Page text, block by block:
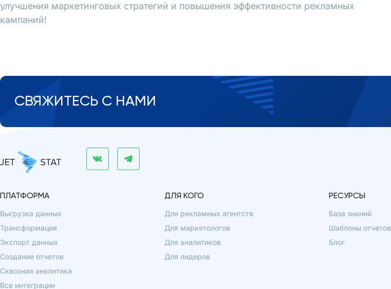
улучшения маркетинговых стратегий и повышения эффективности рекламных
кампаний!
СВЯЖИТЕСЬ С НАМИ
ПЛАТФОРМА
Выгрузка данных
Трансформация
Экспорт данных
Создание отчетов
Сквозная аналитика
Все интеграции
ДЛЯ КОГО
Для рекламных агентств
Для маркетологов
Для аналитиков
Для лидеров
РЕСУРСЫ
База знаний
Шаблоны отчетов
Блог